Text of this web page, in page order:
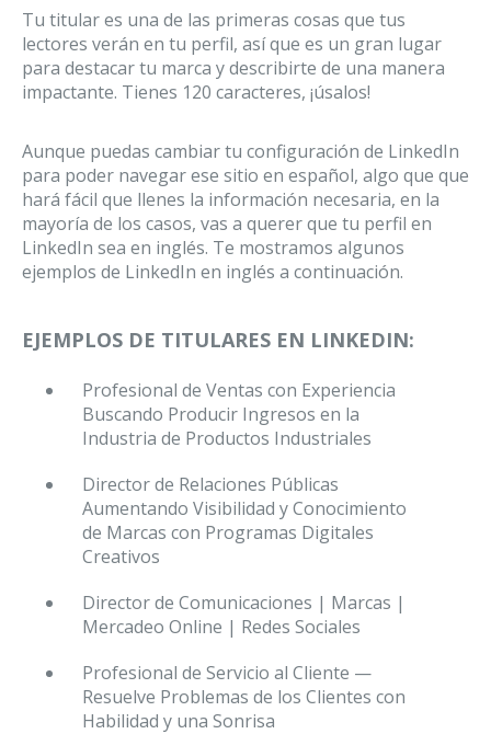
Tu titular es una de las primeras cosas que tus
lectores verán en tu perfil, así que es un gran lugar
para destacar tu marca y describirte de una manera
impactante. Tienes 120 caracteres, ¡úsalos!
Aunque puedas cambiar tu configuración de LinkedIn
para poder navegar ese sitio en español, algo que que
hará fácil que llenes la información necesaria, en la
mayoría de los casos, vas a querer que tu perfil en
LinkedIn sea en inglés. Te mostramos algunos
ejemplos de LinkedIn en inglés a continuación.
EJEMPLOS DE TITULARES EN LINKEDIN:
Profesional de Ventas con Experiencia
Buscando Producir Ingresos en la
Industria de Productos Industriales
Director de Relaciones Públicas
Aumentando Visibilidad y Conocimiento
de Marcas con Programas Digitales
Creativos
Director de Comunicaciones | Marcas |
Mercadeo Online | Redes Sociales
Profesional de Servicio al Cliente —
Resuelve Problemas de los Clientes con
Habilidad y una Sonrisa